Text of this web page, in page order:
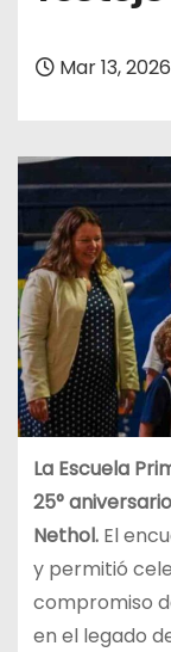
Mar 13, 2026
La Escuela
25°
Nethol. El
y permitió
compromiso
en el legado